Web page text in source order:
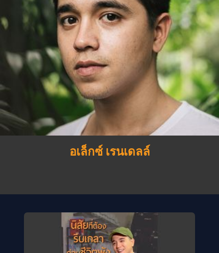
ABOUT
Sign in
อเล็กซ์ เรนเดลล์